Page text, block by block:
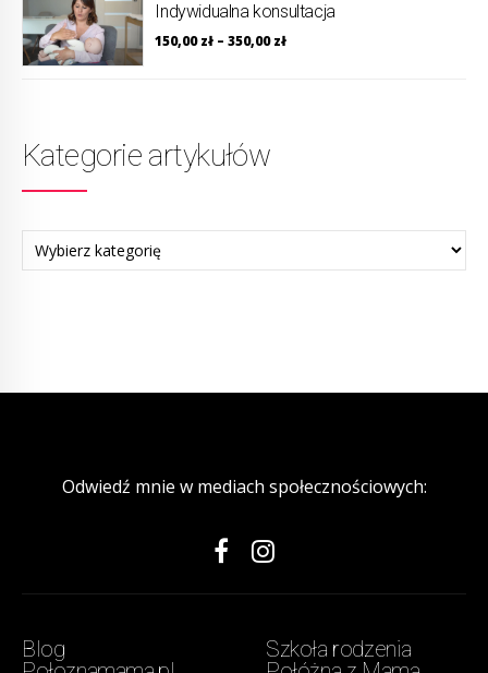
Indywidualna konsultacja
150,00zł –350,00zł
Kategorie artykułów
Odwiedź mnie w mediach społecznościowych:
Blog
Szkoła rodzenia